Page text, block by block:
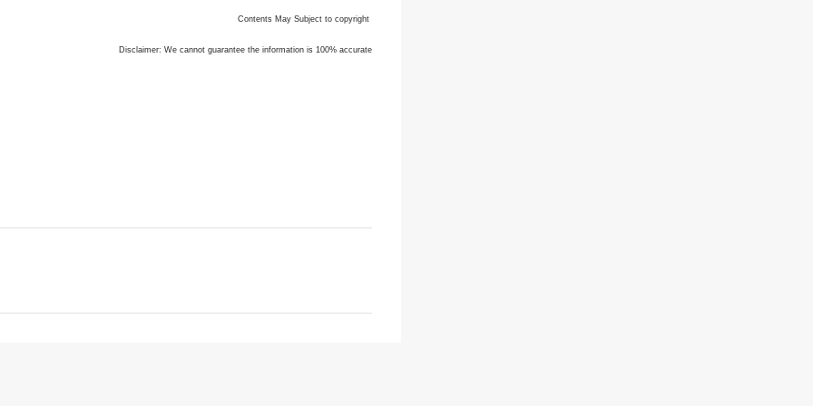
Contents May Subject to copyright
Disclaimer: We cannot guarantee the information is 100% accurate